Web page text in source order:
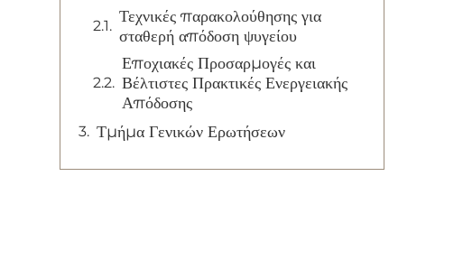
Τεχνικές παρακολούθησης για
σταθερή απόδοση ψυγείου
Εποχιακές Προσαρμογές και
Βέλτιστες Πρακτικές Ενεργειακής
Απόδοσης
Τμήμα Γενικών Ερωτήσεων